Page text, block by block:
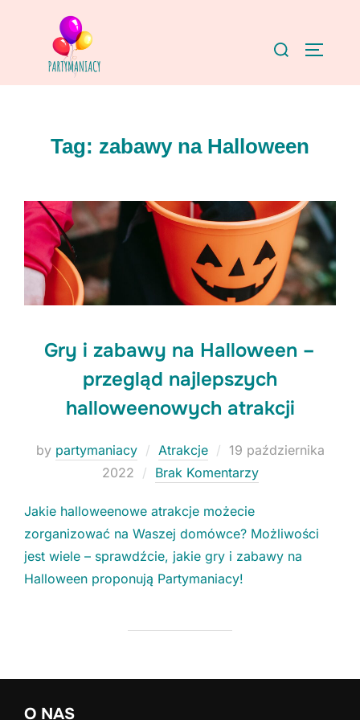
Search
Tag: zabawy na Halloween
Gry i zabawy na Halloween –
przegląd najlepszych
halloweenowych atrakcji
by partymaniacy Atrakcje
Posted
on
19 października
2022
Brak Komentarzy
Jakie halloweenowe atrakcje możecie
zorganizować na Waszej domówce? Możliwości
jest wiele – sprawdźcie, jakie gry i zabawy na
Halloween proponują Partymaniacy!
O NAS
Niezbędne
Te ciasteczka
nie są
konieczne do
funkcjonowania
strony.
tych
funkcjonalności